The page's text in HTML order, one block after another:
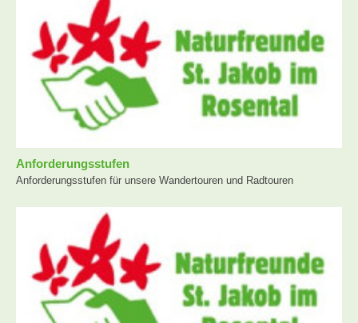
Anforderungsstufen
Anforderungsstufen für unsere Wandertouren und Radtouren